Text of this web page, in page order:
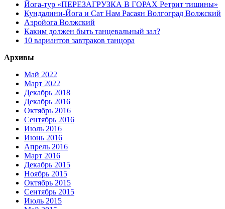
Йога-тур «ПЕРЕЗАГРУЗКА В ГОРАХ Ретрит тишины»
Кундалини-Йога и Сат Нам Расаян Волгоград Волжский
Аэройога Волжский
Каким должен быть танцевальный зал?
10 вариантов завтраков танцора
Архивы
Май 2022
Март 2022
Декабрь 2018
Декабрь 2016
Октябрь 2016
Сентябрь 2016
Июль 2016
Июнь 2016
Апрель 2016
Март 2016
Декабрь 2015
Ноябрь 2015
Октябрь 2015
Сентябрь 2015
Июль 2015